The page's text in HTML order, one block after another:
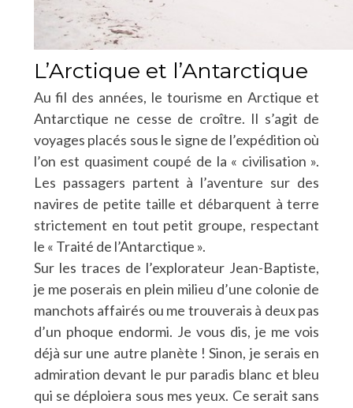
L’Arctique et l’Antarctique
Au fil des années, le tourisme en Arctique et
Antarctique ne cesse de croître. Il s’agit de
voyages placés sous le signe de l’expédition où
l’on est quasiment coupé de la « civilisation ».
Les passagers partent à l’aventure sur des
navires de petite taille et débarquent à terre
strictement en tout petit groupe, respectant
le « Traité de l’Antarctique ».
Sur les traces de l’explorateur Jean-Baptiste,
je me poserais en plein milieu d’une colonie de
manchots affairés ou me trouverais à deux pas
d’un phoque endormi. Je vous dis, je me vois
déjà sur une autre planète ! Sinon, je serais en
admiration devant le pur paradis blanc et bleu
qui se déploiera sous mes yeux. Ce serait sans